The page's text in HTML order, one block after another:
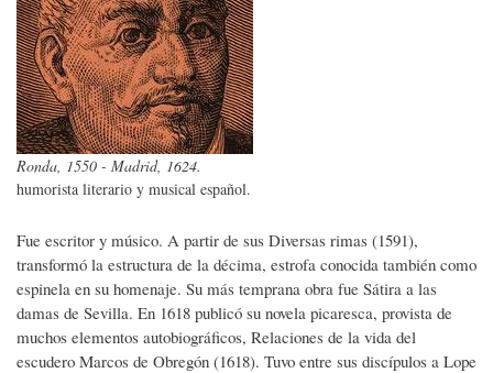
Ronda, 1550 - Madrid, 1624.
humorista literario y musical español.
Fue escritor y músico. A partir de sus Diversas rimas (1591),
transformó la estructura de la décima, estrofa conocida también como
espinela en su homenaje. Su más temprana obra fue Sátira a las
damas de Sevilla. En 1618 publicó su novela picaresca, provista de
muchos elementos autobiográficos, Relaciones de la vida del
escudero Marcos de Obregón (1618). Tuvo entre sus discípulos a Lope